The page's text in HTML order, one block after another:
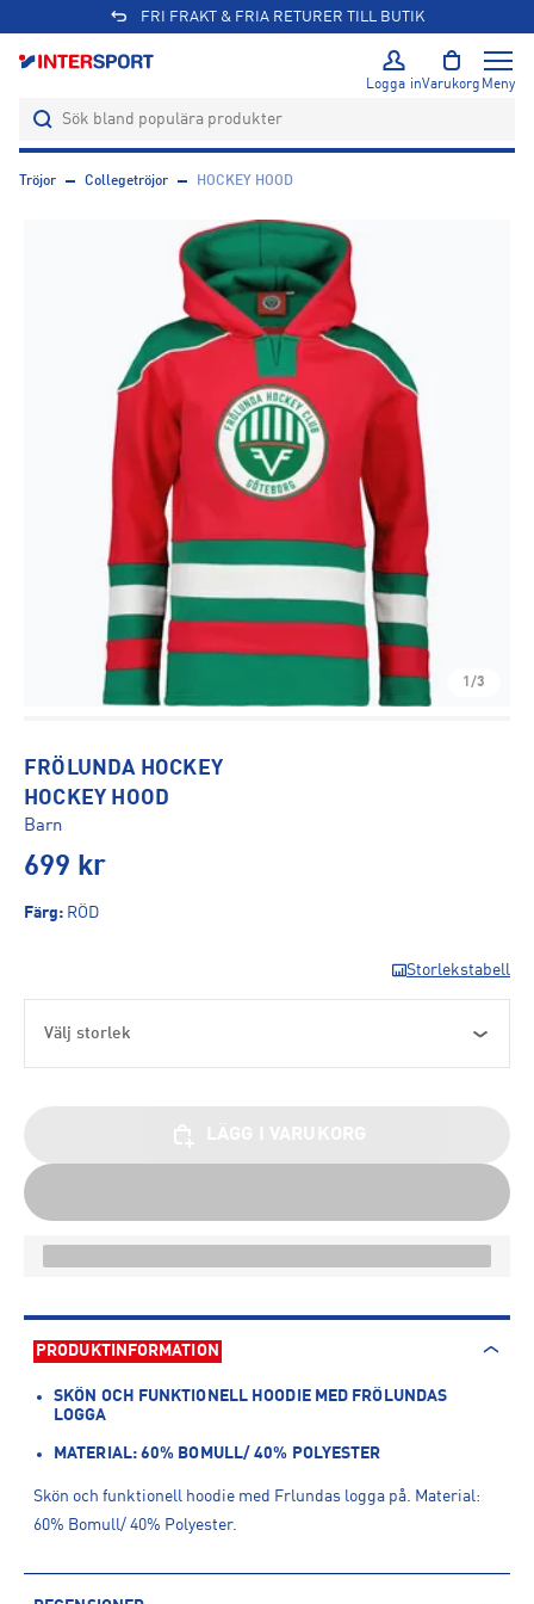
FRI FRAKT & FRIA RETURER TILL BUTIK
Logga inVarukorg Meny
Tröjor Collegetröjor HOCKEY HOOD
1/3
FRÖLUNDA HOCKEY
HOCKEY HOOD
Barn
699 kr
Färg: RÖD
Storlekstabell
Välj storlek
PRODUKTINFORMATION
SKÖN OCH FUNKTIONELL HOODIE MED FRÖLUNDAS
LOGGA
MATERIAL: 60% BOMULL/ 40% POLYESTER
Skön och funktionell hoodie med Frlundas logga på. Material:
60% Bomull/ 40% Polyester.